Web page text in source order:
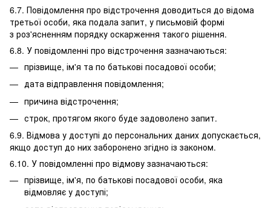
6.7. Повідомлення про відстрочення доводиться до відома
третьої особи, яка подала запит, у письмовій формі
з роз'ясненням порядку оскарження такого рішення.
6.8. У повідомленні про відстрочення зазначаються:
прізвище, ім'я та по батькові посадової особи;
дата відправлення повідомлення;
причина відстрочення;
строк, протягом якого буде задоволено запит.
6.9. Відмова у доступі до персональних даних допускається,
якщо доступ до них заборонено згідно із законом.
6.10. У повідомленні про відмову зазначаються:
прізвище, ім'я, по батькові посадової особи, яка
відмовляє у доступі;